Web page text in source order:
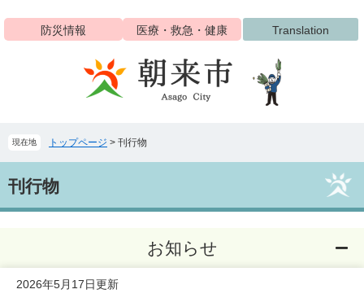
ジ
ュ
本
文
防災情報 医療・救急・健康 Translation
現在地 トップページ > 刊行物
文刊行物
お知らせ
2026年5月17日更新